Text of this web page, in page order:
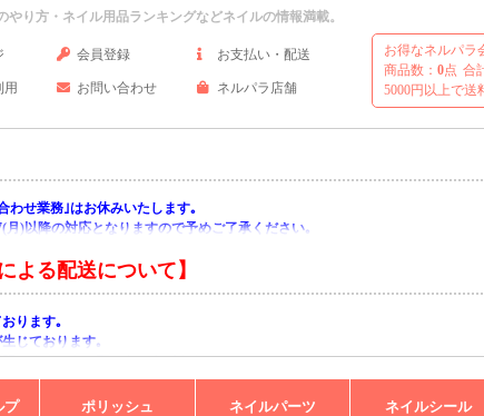
り方・ネイル用品ランキングなどネイルの情報満載。
会員登録 お支払い・配送
用 お問い合わせ ネルパラ店舗
お得なネルパ
商品数： 0点 合
5000円以上で送
わせ業務｣はお休みいたします｡
月)以降の対応となりますので予めご了承ください｡
よる配送について】
ります｡
じております｡
りますようお願い申し上げます｡
プ ポリッシュ ネイルパーツ ネイルシール